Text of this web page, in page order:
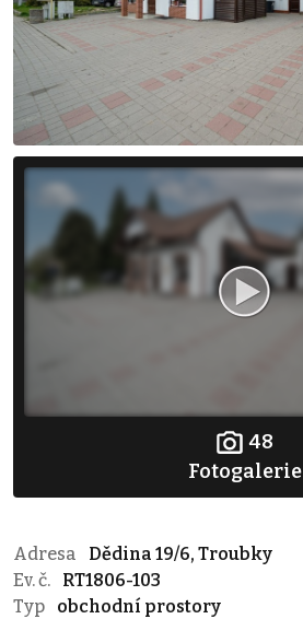
48
Fotogalerie
Adresa
Dědina 19/6, Troubky
Ev. č.
RT1806-103
Typ
obchodní prostory